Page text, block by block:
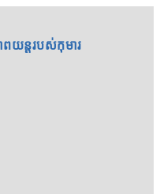
យន្តរបស់កុមារ